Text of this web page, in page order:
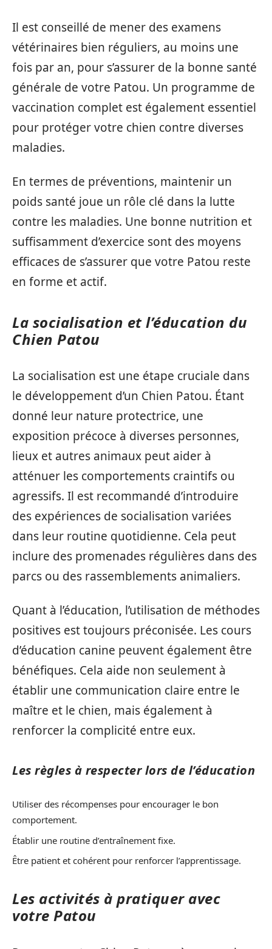
Il est conseillé de mener des examens
vétérinaires bien réguliers, au moins une
fois par an, pour s’assurer de la bonne santé
générale de votre Patou. Un programme de
vaccination complet est également essentiel
pour protéger votre chien contre diverses
maladies.
En termes de préventions, maintenir un
poids santé joue un rôle clé dans la lutte
contre les maladies. Une bonne nutrition et
suffisamment d’exercice sont des moyens
efficaces de s’assurer que votre Patou reste
en forme et actif.
La socialisation et l’éducation du
Chien Patou
La socialisation est une étape cruciale dans
le développement d’un Chien Patou. Étant
donné leur nature protectrice, une
exposition précoce à diverses personnes,
lieux et autres animaux peut aider à
atténuer les comportements craintifs ou
agressifs. Il est recommandé d’introduire
des expériences de socialisation variées
dans leur routine quotidienne. Cela peut
inclure des promenades régulières dans des
parcs ou des rassemblements animaliers.
Quant à l’éducation, l’utilisation de méthodes
positives est toujours préconisée. Les cours
d’éducation canine peuvent également être
bénéfiques. Cela aide non seulement à
établir une communication claire entre le
maître et le chien, mais également à
renforcer la complicité entre eux.
Les règles à respecter lors de l’éducation
Utiliser des récompenses pour encourager le bon
comportement.
Établir une routine d’entraînement fixe.
Être patient et cohérent pour renforcer l’apprentissage.
Les activités à pratiquer avec
votre Patou